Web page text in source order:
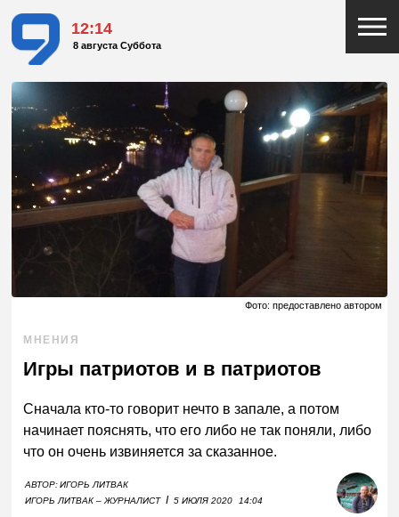
12:14
8 августа Суббота
Фото: предоставлено автором
МНЕНИЯ
Игры патриотов и в патриотов
Сначала кто-то говорит нечто в запале, а потом
начинает пояснять, что его либо не так поняли, либо
что он очень извиняется за сказанное.
АВТОР:ИГОРЬ ЛИТВАК
ИГОРЬ ЛИТВАК – ЖУРНАЛИСТ I 5 ИЮЛЯ 2020 14:04